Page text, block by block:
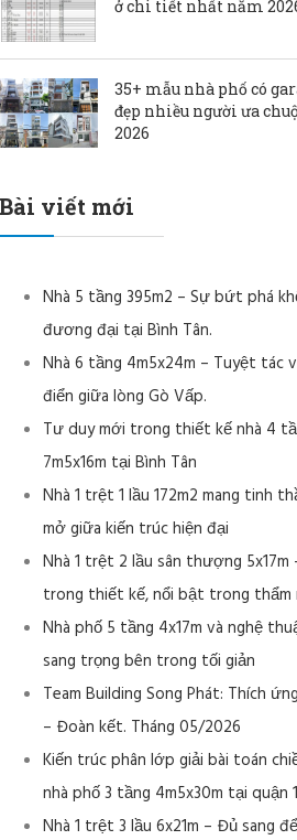
ở chi tiết nhất năm
35+ mẫu nhà phố có
đẹp nhiều người ưa
2026
Bài viết mới
Nhà 5 tầng 395m2 – Sự bứt phá
đương đại tại Bình Tân.
Nhà 6 tầng 4m5x24m – Tuyệt tác
điển giữa lòng Gò Vấp.
Tư duy mới trong thiết kế nhà 4
7m5x16m tại Bình Tân
Nhà 1 trệt 1 lầu 172m2 mang tinh
mở giữa kiến trúc hiện đại
Nhà 1 trệt 2 lầu sân thượng 5x17m
trong thiết kế, nổi bật trong thẩm
Nhà phố 5 tầng 4x17m và nghệ
sang trọng bên trong tối giản
Team Building Song Phát: Thích
– Đoàn kết. Tháng 05/2026
Kiến trúc phân lớp giải bài toán
nhà phố 3 tầng 4m5x30m tại quận
Nhà 1 trệt 3 lầu 6x21m – Đủ sang